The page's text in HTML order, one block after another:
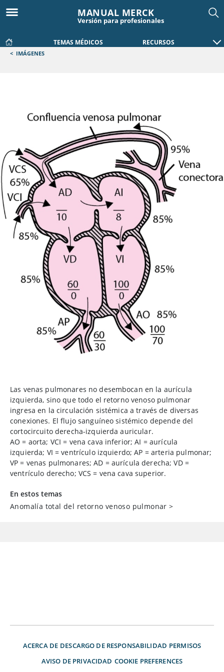
MANUAL MERCK
Versión para profesionales
TEMAS MÉDICOS RECURSOS
< IMÁGENES
Las venas pulmonares no desembocan en la aurícula
izquierda, sino que todo el retorno venoso pulmonar
ingresa en la circulación sistémica a través de diversas
conexiones. El flujo sanguíneo sistémico depende del
cortocircuito derecha-izquierda auricular.
AO= aorta; VCI= vena cava inferior; AI =aurícula
izquierda; VI = ventrículo izquierdo; AP =arteria pulmonar;
VP= venas pulmonares; AD =aurícula derecha; VD =
ventrículo derecho; VCS= vena cava superior.
En estos temas
Anomalía total del retorno venoso pulmonar >
ACERCA DE DESCARGO DE RESPONSABILIDAD PERMISOS
AVISO DE PRIVACIDAD COOKIE PREFERENCES